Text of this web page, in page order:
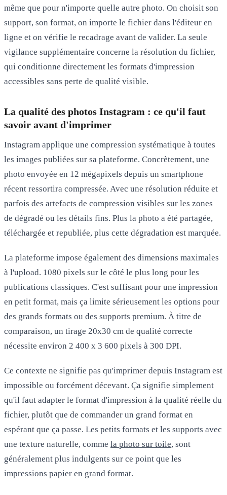
même que pour n'importe quelle autre photo. On choisit son
support, son format, on importe le fichier dans l'éditeur en
ligne et on vérifie le recadrage avant de valider. La seule
vigilance supplémentaire concerne la résolution du fichier,
qui conditionne directement les formats d'impression
accessibles sans perte de qualité visible.
La qualité des photos Instagram : ce qu'il faut
savoir avant d'imprimer
Instagram applique une compression systématique à toutes
les images publiées sur sa plateforme. Concrètement, une
photo envoyée en 12 mégapixels depuis un smartphone
récent ressortira compressée. Avec une résolution réduite et
parfois des artefacts de compression visibles sur les zones
de dégradé ou les détails fins. Plus la photo a été partagée,
téléchargée et republiée, plus cette dégradation est marquée.
La plateforme impose également des dimensions maximales
à l'upload. 1080 pixels sur le côté le plus long pour les
publications classiques. C'est suffisant pour une impression
en petit format, mais ça limite sérieusement les options pour
des grands formats ou des supports premium. À titre de
comparaison, un tirage 20x30 cm de qualité correcte
nécessite environ 2 400 x 3 600 pixels à 300 DPI.
Ce contexte ne signifie pas qu'imprimer depuis Instagram est
impossible ou forcément décevant. Ça signifie simplement
qu'il faut adapter le format d'impression à la qualité réelle du
fichier, plutôt que de commander un grand format en
espérant que ça passe. Les petits formats et les supports avec
une texture naturelle, comme la photo sur toile, sont
généralement plus indulgents sur ce point que les
impressions papier en grand format.